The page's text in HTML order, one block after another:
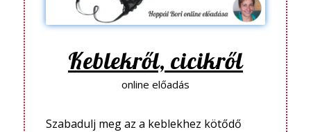
Keblekről, cicikről
online előadás
Szabadulj meg az a keblekhez kötődő